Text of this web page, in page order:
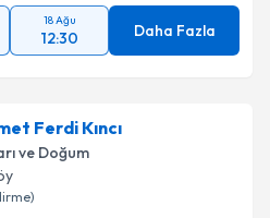
18 Ağu
12:30 Daha Fazla
Ferdi Kıncı
ve Doğum